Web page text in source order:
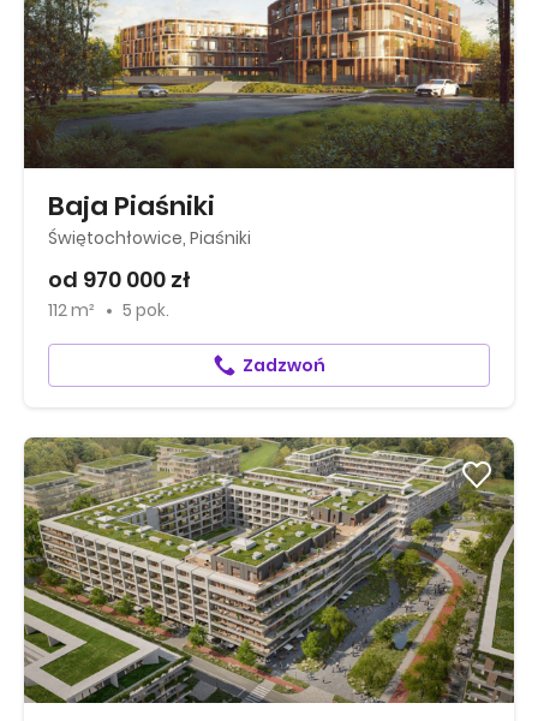
Baja Piaśniki
Świętochłowice, Piaśniki
od 970 000 zł
112 m² 5 pok.
Zadzwoń